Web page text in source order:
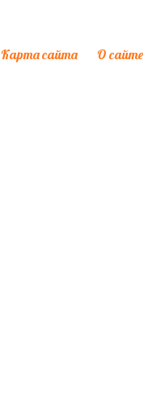
Карта сайта О сайте